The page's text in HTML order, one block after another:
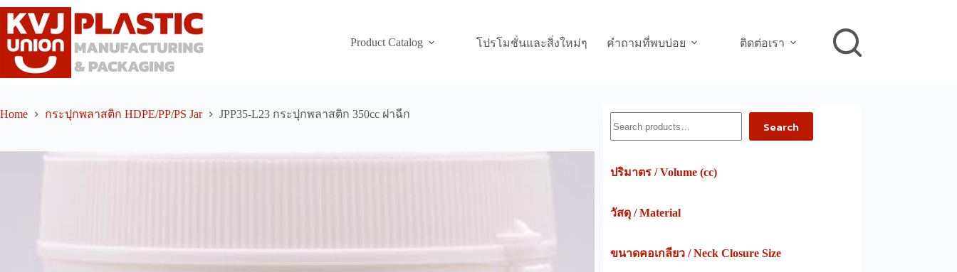
Skip
content
Product Catalog
โปรโมชั่นและสิ่งใหม่ๆ คำถามที่พบบ่อย ติดต่อเรา
Home กระปุกพลาสติก HDPE/PP/PS Jar JPP35-L23 กระปุกพลาสติก 350cc ฝาฉีก
Search
ปริมาตร / Volume (cc)
วัสดุ / Material
ขนาดคอเกลียว / Neck Closure Size